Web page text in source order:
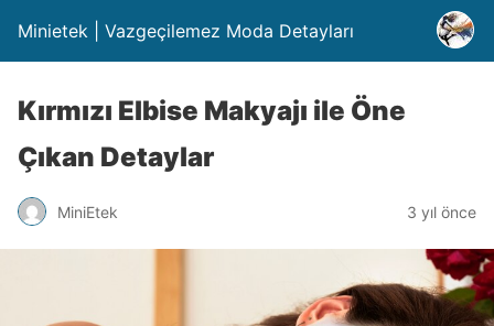
Minietek | Vazgeçilemez Moda Detayları
Kırmızı Elbise Makyajı ile Öne
Çıkan Detaylar
MiniEtek 3 yıl önce